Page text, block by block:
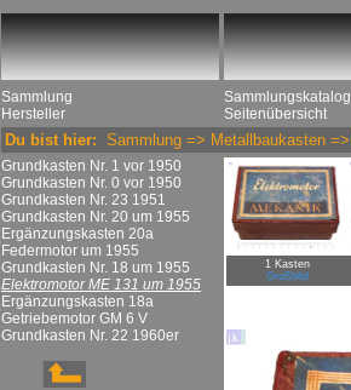
Sammlung
Hersteller
Sammlungskatalog
Seitenübersicht
Du bist hier: Sammlung => Metallbaukasten =>
Grundkasten Nr. 1 vor 1950
Grundkasten Nr. 0 vor 1950
Grundkasten Nr. 23 1951
Grundkasten Nr. 20 um 1955
Ergänzungskasten 20a
Federmotor um 1955
Grundkasten Nr. 18 um 1955
Elektromotor ME 131 um 1955
Ergänzungskasten 18a
Getriebemotor GM 6 V
Grundkasten Nr. 22 1960er
1 Kasten
Großbild